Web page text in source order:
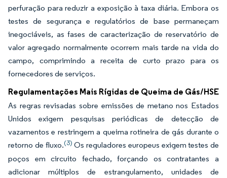
perfuração para reduzir a exposição à taxa diária. Embora os
testes de segurança e regulatórios de base permaneçam
inegociáveis, as fases de caracterização de reservatório de
valor agregado normalmente ocorrem mais tarde na vida do
campo, comprimindo a receita de curto prazo para os
fornecedores de serviços.
Regulamentações Mais Rígidas de Queima de Gás/HSE
As regras revisadas sobre emissões de metano nos Estados
Unidos exigem pesquisas periódicas de detecção de
vazamentos e restringem a queima rotineira de gás durante o
retorno de fluxo.(3) Os reguladores europeus exigem testes de
poços em circuito fechado, forçando os contratantes a
adicionar múltiplos de estrangulamento, unidades de